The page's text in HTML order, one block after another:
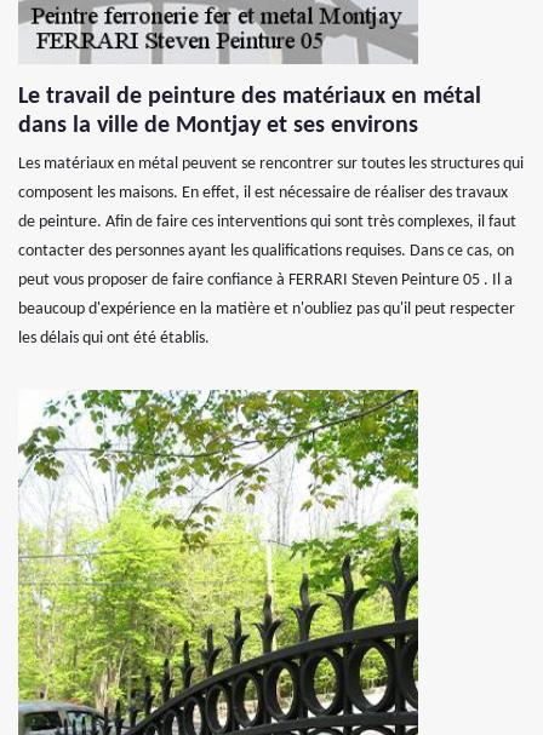
Le travail de peinture des matériaux en métal
dans la ville de Montjay et ses environs
Les matériaux en métal peuvent se rencontrer sur toutes les structures qui
composent les maisons. En effet, il est nécessaire de réaliser des travaux
de peinture. Afin de faire ces interventions qui sont très complexes, il faut
contacter des personnes ayant les qualifications requises. Dans ce cas, on
peut vous proposer de faire confiance à FERRARI Steven Peinture 05 . Il a
beaucoup d'expérience en la matière et n'oubliez pas qu'il peut respecter
les délais qui ont été établis.